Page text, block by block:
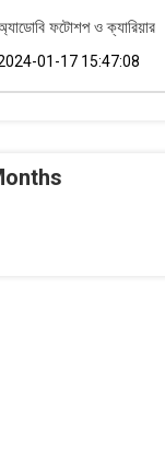
ফটোশপ ও ক্যারিয়ার
01-17 15:47:08